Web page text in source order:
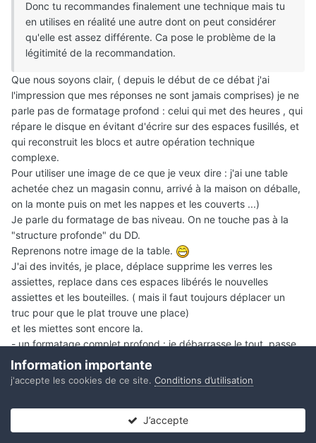
Donc tu recommandes finalement une technique mais tu
en utilises en réalité une autre dont on peut considérer
qu'elle est assez différente. Ca pose le problème de la
légitimité de la recommandation.
Que nous soyons clair, ( depuis le début de ce débat j'ai
l'impression que mes réponses ne sont jamais comprises) je ne
parle pas de formatage profond : celui qui met des heures , qui
répare le disque en évitant d'écrire sur des espaces fusillés, et
qui reconstruit les blocs et autre opération technique
complexe.
Pour utiliser une image de ce que je veux dire : j'ai une table
achetée chez un magasin connu, arrivé à la maison on déballe,
on la monte puis on met les nappes et les couverts ...)
Je parle du formatage de bas niveau. On ne touche pas à la
"structure profonde" du DD.
Reprenons notre image de la table.
J'ai des invités, je place, déplace supprime les verres les
assiettes, replace dans ces espaces libérés le nouvelles
assiettes et les bouteilles. ( mais il faut toujours déplacer un
truc pour que le plat trouve une place)
et les miettes sont encore la.
- un formatage complet profond : je débarrasse le tout, passe
le chiffon démonte la table et la remonte.
-mon formatage de bas niveau c'est : conserver la table,
débarrasser les couverts et passer un coup d'éponge :lol: ( j'ai
un bel espace libre et propre pour mes futures convives et ne
les oblige pas à manger entre les miettes)
Information importante
j'accepte les cookies de ce site. Conditions d’utilisation
J’accepte